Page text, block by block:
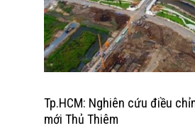
Tp.HCM: Nghiên cứu điều
mới Thủ Thiêm